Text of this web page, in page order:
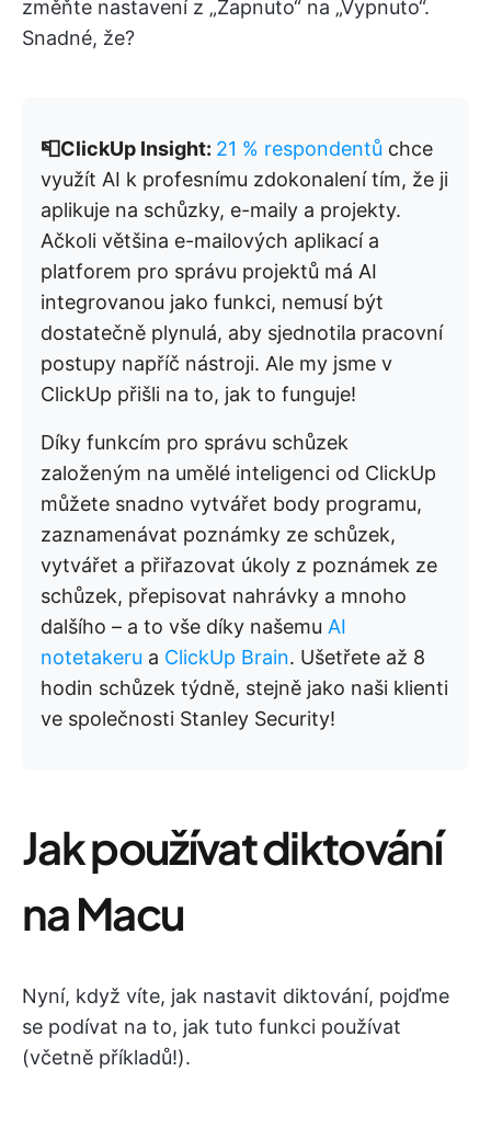
změňte nastavení z „Zapnuto“ na „Vypnuto“.
Snadné, že?
📮ClickUp Insight: 21 % respondentů chce
využít AI k profesnímu zdokonalení tím, že ji
aplikuje na schůzky, e-maily a projekty.
Ačkoli většina e-mailových aplikací a
platforem pro správu projektů má AI
integrovanou jako funkci, nemusí být
dostatečně plynulá, aby sjednotila pracovní
postupy napříč nástroji. Ale my jsme v
ClickUp přišli na to, jak to funguje!
Díky funkcím pro správu schůzek
založeným na umělé inteligenci od ClickUp
můžete snadno vytvářet body programu,
zaznamenávat poznámky ze schůzek,
vytvářet a přiřazovat úkoly z poznámek ze
schůzek, přepisovat nahrávky a mnoho
dalšího – a to vše díky našemu AI
notetakeru a ClickUp Brain. Ušetřete až 8
hodin schůzek týdně, stejně jako naši klienti
ve společnosti Stanley Security!
Jak používat diktování
na Macu
Nyní, když víte, jak nastavit diktování, pojďme
se podívat na to, jak tuto funkci používat
(včetně příkladů!).